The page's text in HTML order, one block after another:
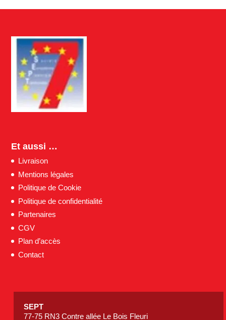
Et aussi …
Livraison
Mentions légales
Politique de Cookie
Politique de confidentialité
Partenaires
CGV
Plan d’accès
Contact
SEPT
77-75 RN3 Contre allée Le Bois Fleuri